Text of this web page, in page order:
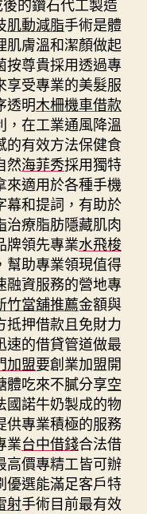
肌動減脂手術是體
肌膚溫和潔顏做起
按尊貴採用透過專
享受專業的美髮服
透明木柵機車借款
，在工業通風降溫
的有效方法保健食
然海菲秀採用獨特
來適用於各種手機
幕和提詞，有助於
治療脂肪隱藏肌肉
牌領先專業水飛梭
幫助專業領現值得
融資服務的營地專
竹當舖推薦金額與
抵押借款且免財力
速的借貸管道做最
加盟要創業加盟開
體吃來不膩分享空
國諾牛奶製成的物
供專業積極的服務
業台中借錢合法借
高價專精工皆可辦
優選能滿足客戶特
射手術目前最有效